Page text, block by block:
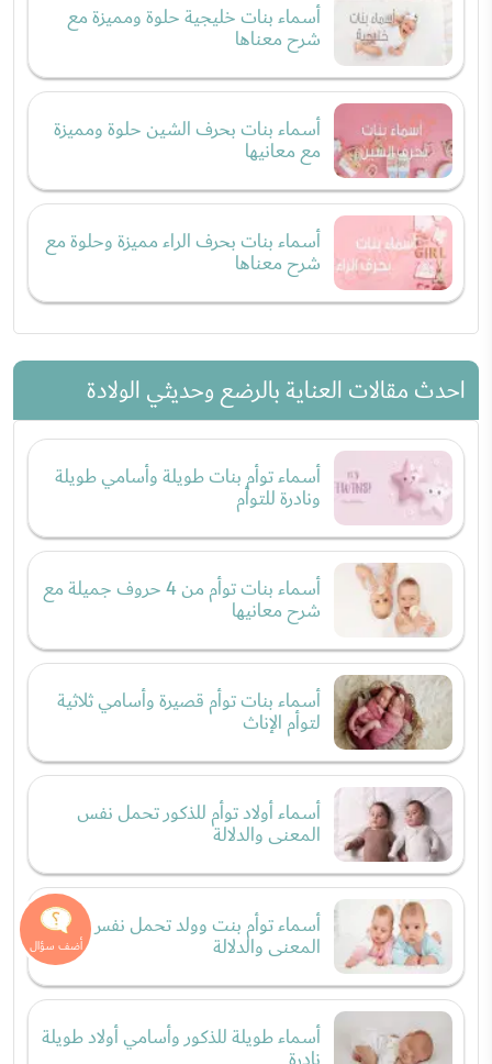
أسماء بنات خليجية حلوة ومميزة مع
شرح معناها
​​​​​​​أسماء بنات بحرف الشين حلوة ومميزة
مع معانيها
أسماء بنات بحرف الراء مميزة وحلوة مع
شرح معناها
احدث مقالات العناية بالرضع وحديثي الولادة
أسماء توأم بنات طويلة وأسامي طويلة
ونادرة للتوأم
أسماء بنات توأم من 4 حروف جميلة مع
شرح معانيها
أسماء بنات توأم قصيرة وأسامي ثلاثية
لتوأم الإناث
أسماء أولاد توأم للذكور تحمل نفس
المعنى والدلالة
أسماء توأم بنت وولد تحمل نفس
المعنى والدلالة
أسماء طويلة للذكور وأسامي أولاد طويلة